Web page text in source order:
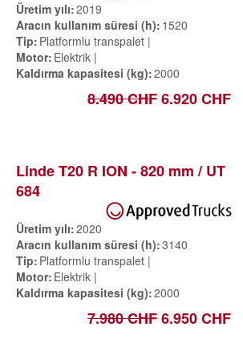
Üretim yılı 2019
Aracın kullanım süresi (h) 1520
Tip Platformlu transpalet
Motor Elektrik
Kaldırma kapasitesi (kg) 2000
8.490 CHF6.920 CHF
Linde T20 R ION - 820 mm / UT
684
Üretim yılı 2020
Aracın kullanım süresi (h) 3140
Tip Platformlu transpalet
Motor Elektrik
Kaldırma kapasitesi (kg) 2000
7.980 CHF6.950 CHF